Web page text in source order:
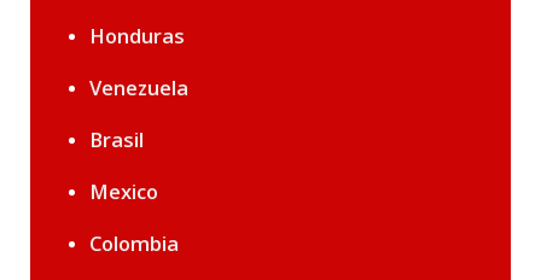
Honduras
Venezuela
Brasil
Mexico
Colombia